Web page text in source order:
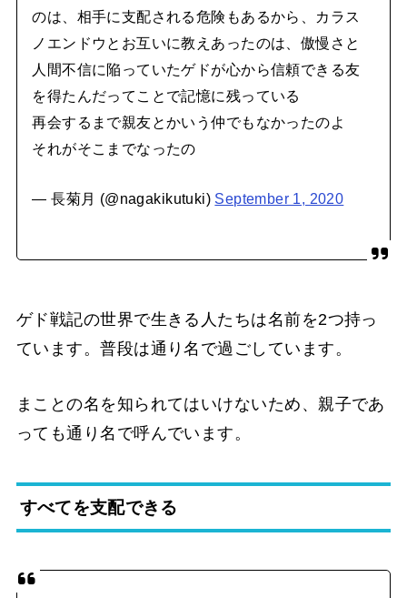
のは、相手に支配される危険もあるから、カラス
ノエンドウとお互いに教えあったのは、傲慢さと
人間不信に陥っていたゲドが心から信頼できる友
を得たんだってことで記憶に残っている
再会するまで親友とかいう仲でもなかったのよ
それがそこまでなったの
— 長菊月 (@nagakikutuki) September 1, 2020
ゲド戦記の世界で生きる人たちは名前を2つ持っ
ています。普段は通り名で過ごしています。
まことの名を知られてはいけないため、親子であ
っても通り名で呼んでいます。
すべてを支配できる